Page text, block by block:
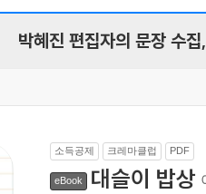
박혜진 편집자의 문장 수집,
소득공제 크레마클럽 PDF
eBook 대슬이 밥상